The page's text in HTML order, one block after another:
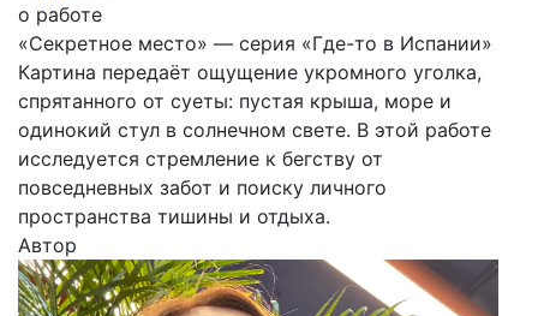
о работе
«Секретное место» — серия «Где-то в Испании»
Картина передаёт ощущение укромного уголка,
спрятанного от суеты: пустая крыша, море и
одинокий стул в солнечном свете. В этой работе
исследуется стремление к бегству от
повседневных забот и поиску личного
пространства тишины и отдыха.
Автор